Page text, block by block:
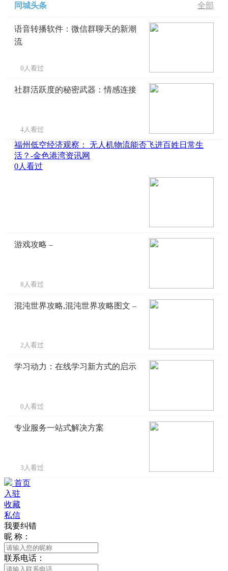
同城头条 全部
语音转播软件：微信群聊天的新潮
流
0人看过
社群活跃度的秘密武器：情感连接
4人看过
福州低空经济观察： 无人机物流能否飞进百姓日常生
活？-金色港湾资讯网
0人看过
游戏攻略 –
8人看过
混沌世界攻略,混沌世界攻略图文 –
2人看过
学习动力：在线学习新方式的启示
0人看过
专业服务一站式解决方案
3人看过
首页
入驻
收藏
私信
我要纠错
昵 称：
联系电话：